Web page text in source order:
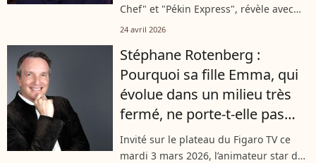
Chef" et "Pékin Express", révèle avec
une fierté non dissimulée le succès
plateaux télé, la jeune créatrice...
24 avril 2026
Stéphane Rotenberg :
Pourquoi sa fille Emma, qui
évolue dans un milieu très
fermé, ne porte-t-elle pas
son nom ?
Invité sur le plateau du Figaro TV ce
mardi 3 mars 2026, l’animateur star de